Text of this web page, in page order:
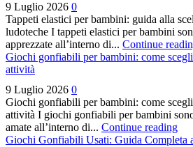
9 Luglio 2026 0
Tappeti elastici per bambini: guida alla
ludoteche I tappeti elastici per bambini
apprezzate all’interno di... Continue
Giochi gonfiabili per bambini: come
attività
9 Luglio 2026 0
Giochi gonfiabili per bambini: come
attività I giochi gonfiabili per bambini
amate all’interno di... Continue reading
Giochi Gonfiabili Usati: Guida Completa